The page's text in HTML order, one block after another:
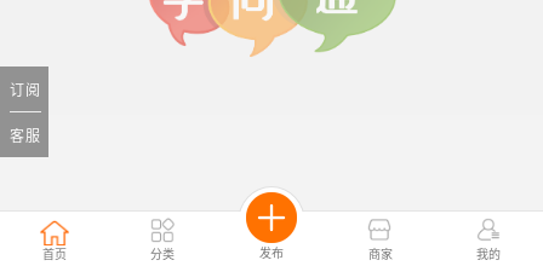
首页 分类 发布 商家 我的
订阅
客服